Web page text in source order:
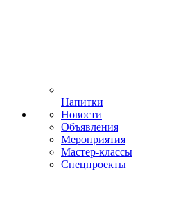
Напитки
Новости
Объявления
Мероприятия
Мастер-классы
Спецпроекты